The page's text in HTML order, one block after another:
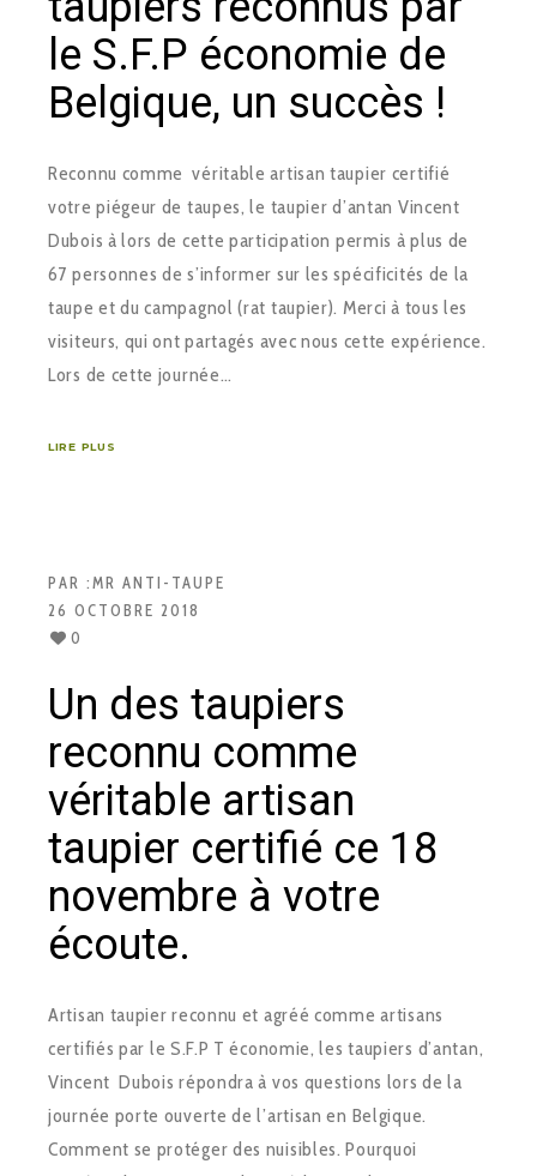
le S.F.P économie de
Belgique, un succès !
Reconnu comme véritable artisan taupier certifié
votre piégeur de taupes, le taupier d’antan Vincent
Dubois à lors de cette participation permis à plus de
67 personnes de s’informer sur les spécificités de la
taupe et du campagnol (rat taupier). Merci à tous les
visiteurs, qui ont partagés avec nous cette expérience.
Lors de cette journée…
LIRE PLUS
PAR :MR ANTI-TAUPE
26 OCTOBRE 2018
0
Un des taupiers
reconnu comme
véritable artisan
taupier certifié ce 18
novembre à votre
écoute.
Artisan taupier reconnu et agréé comme artisans
certifiés par le S.F.P T économie, les taupiers d’antan,
Vincent Dubois répondra à vos questions lors de la
journée porte ouverte de l’artisan en Belgique.
Comment se protéger des nuisibles. Pourquoi